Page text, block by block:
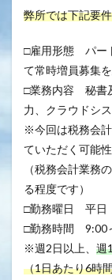
弊所では下記要
□雇用形態 パー
て常時増員募集
□業務内容 秘書
力、クラウドシ
※今回は税務会
ていただく可能
（税務会計業務
る程度です）
□勤務曜日 平日
□勤務時間 9:00
※週2日以上、 週
（1日あたり6時